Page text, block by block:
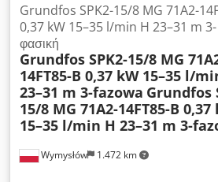
Wymysłów 1.472 km
Grundfos SPK2-15/8 MG 71A2-
0,37 kW 15–35 l/min H 23–31 m 3-
φασική
Grundfos SPK2-15/8 MG
14FT85-B 0,37 kW 15–35 l/
23–31 m 3-fazowa Grundfos
15/8 MG 71A2-14FT85-B 0,37
15–35 l/min H 23–31 m 3-